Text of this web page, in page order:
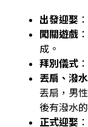
出發迎娶
闖關遊戲
成。
拜別儀式
丟扇、潑水
丟扇，男
後有潑水
正式迎娶